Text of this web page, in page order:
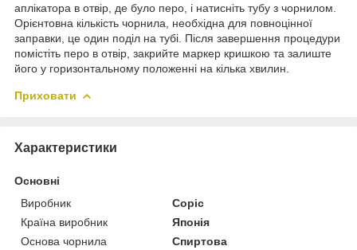
аплікатора в отвір, де було перо, і натисніть тубу з чорнилом.
Орієнтовна кількість чорнила, необхідна для повноцінної
заправки, це один поділ на тубі. Після завершення процедури
помістіть перо в отвір, закрийте маркер кришкою та залиште
його у горизонтальному положенні на кілька хвилин.
Приховати
Характеристики
Основні
Виробник
Copic
Країна виробник
Японія
Основа чорнила
Спиртова